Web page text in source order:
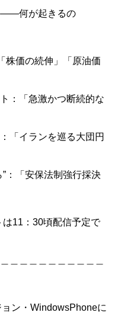
――何が起きるの
株価の続伸」「原油価
：「急激かつ断続的な
「イランを巡る大団円
：「安保法制強行採決
11：30頃配信予定で
ン・WindowsPhoneに